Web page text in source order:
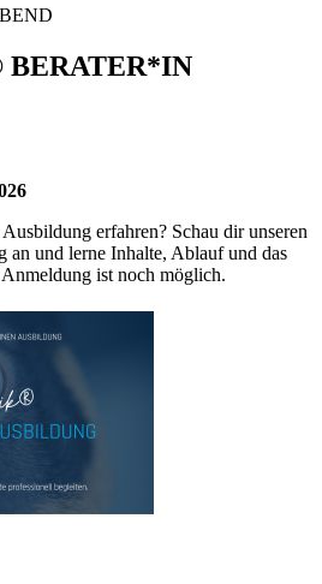
erfahren? Schau dir unseren
an und lerne Inhalte, Ablauf und das
ist noch möglich.